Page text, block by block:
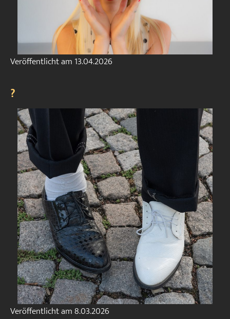
Veröffentlicht am 13.04.2026
?
Veröffentlicht am8.03.2026